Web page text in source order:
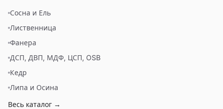
Сосна и Ель
Лиственница
Фанера
ДСП, ДВП, МДФ, ЦСП, OSB
Кедр
Липа и Осина
Весь каталог →